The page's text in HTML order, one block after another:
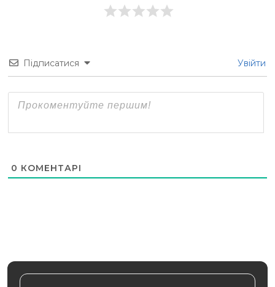
Підписатися Увійти
0 КОМЕНТАРІ